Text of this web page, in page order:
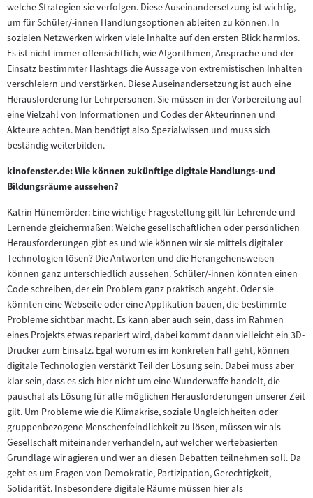
welche Strategien sie verfolgen. Diese Auseinandersetzung ist wichtig,
um für Schüler/-innen Handlungsoptionen ableiten zu können. In
sozialen Netzwerken wirken viele Inhalte auf den ersten Blick harmlos.
Es ist nicht immer offensichtlich, wie Algorithmen, Ansprache und der
Einsatz bestimmter Hashtags die Aussage von extremistischen Inhalten
verschleiern und verstärken. Diese Auseinandersetzung ist auch eine
Herausforderung für Lehrpersonen. Sie müssen in der Vorbereitung auf
eine Vielzahl von Informationen und Codes der Akteurinnen und
Akteure achten. Man benötigt also Spezialwissen und muss sich
beständig weiterbilden.
kinofenster.de: Wie können zukünftige digitale Handlungs-und
Bildungsräume aussehen?
Katrin Hünemörder: Eine wichtige Fragestellung gilt für Lehrende und
Lernende gleichermaßen: Welche gesellschaftlichen oder persönlichen
Herausforderungen gibt es und wie können wir sie mittels digitaler
Technologien lösen? Die Antworten und die Herangehensweisen
können ganz unterschiedlich aussehen. Schüler/-innen könnten einen
Code schreiben, der ein Problem ganz praktisch angeht. Oder sie
könnten eine Webseite oder eine Applikation bauen, die bestimmte
Probleme sichtbar macht. Es kann aber auch sein, dass im Rahmen
eines Projekts etwas repariert wird, dabei kommt dann vielleicht ein 3D-
Drucker zum Einsatz. Egal worum es im konkreten Fall geht, können
digitale Technologien verstärkt Teil der Lösung sein. Dabei muss aber
klar sein, dass es sich hier nicht um eine Wunderwaffe handelt, die
pauschal als Lösung für alle möglichen Herausforderungen unserer Zeit
gilt. Um Probleme wie die Klimakrise, soziale Ungleichheiten oder
gruppenbezogene Menschenfeindlichkeit zu lösen, müssen wir als
Gesellschaft miteinander verhandeln, auf welcher wertebasierten
Grundlage wir agieren und wer an diesen Debatten teilnehmen soll. Da
geht es um Fragen von Demokratie, Partizipation, Gerechtigkeit,
Solidarität. Insbesondere digitale Räume müssen hier als